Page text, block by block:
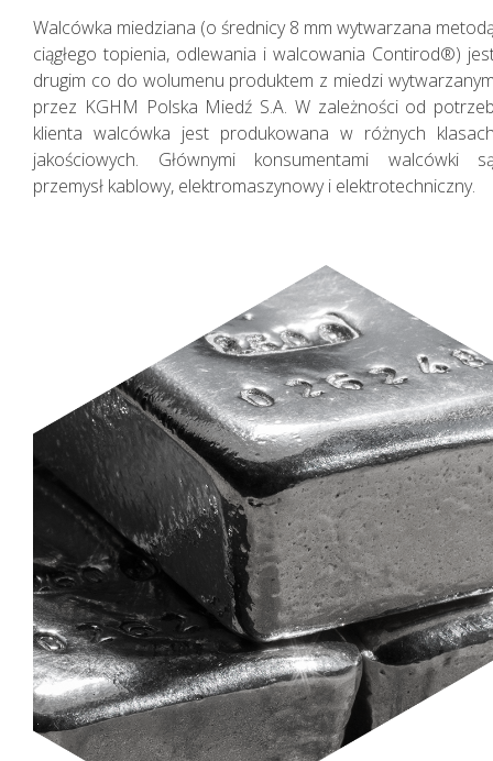
Walcówka miedziana (o średnicy 8 mm wytwarzana
ciągłego topienia, odlewania i walcowania Contirod®)
drugim co do wolumenu produktem z miedzi
przez KGHM Polska Miedź S.A. W zależności od
klienta walcówka jest produkowana w różnych
jakościowych. Głównymi konsumentami walcówki
przemysł kablowy, elektromaszynowy i elektrotechniczny.